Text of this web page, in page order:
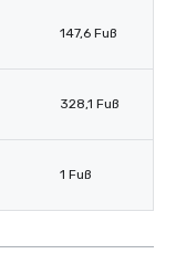
147,6 Fuß
328,1 Fuß
1 Fuß